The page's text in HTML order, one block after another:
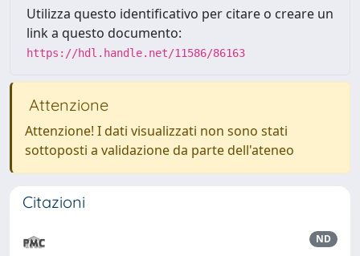
Utilizza questo identificativo per citare o creare un
link a questo documento:
https://hdl.handle.net/11586/86163
Attenzione
Attenzione! I dati visualizzati non sono stati
sottoposti a validazione da parte dell'ateneo
Citazioni
ND